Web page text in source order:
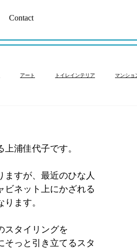
Contact
アート トイレインテリア マンショ
浦佳代子です。
ますが、最近のひな人
ビネット上にかざれる
ます。
スタイリングを
っと引き立てるスタ